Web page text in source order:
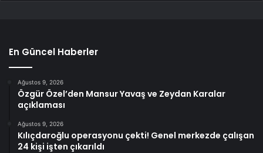
En Güncel Haberler
Ağustos 9, 2026
Özgür Özel’den Mansur Yavaş ve Zeydan Karalar
açıklaması
Ağustos 9, 2026
Kılıçdaroğlu operasyonu çekti! Genel merkezde çalışan
24 kişi işten çıkarıldı